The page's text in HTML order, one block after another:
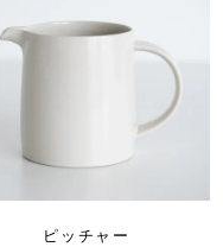
ピッチャー